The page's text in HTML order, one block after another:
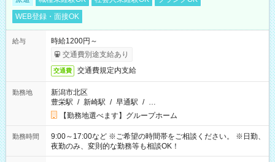
WEB登録・面接OK
給与
時給1200円～
交通費別途支給あり
交通費 交通費規定内支給
勤務地
新潟市北区
豊栄駅 / 新崎駅 / 早通駅 / …
【勤務地選べます】グループホーム
勤務時間
9:00～17:00など ※ご希望の時間帯をご相談ください。 ※日勤、
夜勤のみ、変則的な勤務等も相談OK！